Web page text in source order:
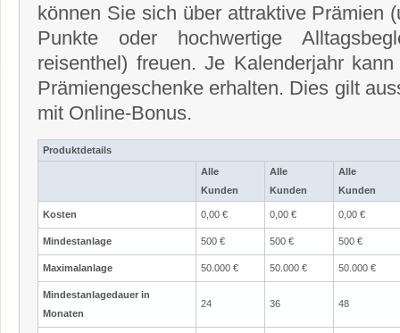
können Sie sich über attraktive Prämien
Punkte oder hochwertige
reisenthel) freuen. Je Kalenderjahr
Prämiengeschenke erhalten. Dies gilt
mit Online-Bonus.
Produktdetails
Alle
Kunden
Alle
Kunden
Alle
Kunden
Kosten 0,00 € 0,00 € 0,00 €
Mindestanlage 500 € 500 € 500 €
Maximalanlage 50.000 € 50.000 € 50.000 €
Mindestanlagedauer in
Monaten
24 36 48